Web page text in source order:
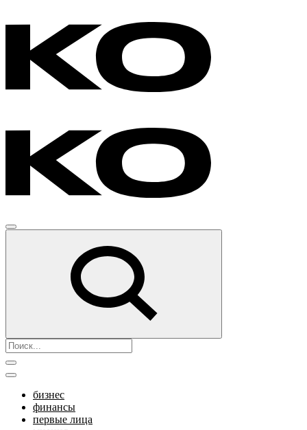
бизнес
финансы
первые лица